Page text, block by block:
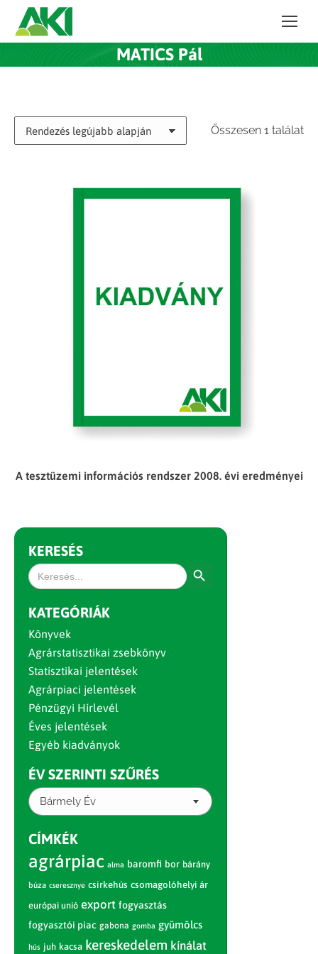
MATICS Pál
Összesen 1 találat
A tesztüzemi információs rendszer 2008. évi eredményei
KERESÉS
Search
for:
KATEGÓRIÁK
Könyvek
Agrárstatisztikai zsebkönyv
Statisztikai jelentések
Agrárpiaci jelentések
Pénzügyi Hírlevél
Éves jelentések
Egyéb kiadványok
ÉV SZERINTI SZŰRÉS
Bármely Év
CÍMKÉK
agrárpiac alma baromfi bor bárány
búza cseresznye csirkehús csomagolóhelyi ár
európai unió export fogyasztás
fogyasztói piac gabona gomba gyümölcs
hús juh kacsa kereskedelem kínálat